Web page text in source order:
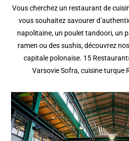
Vous cherchez un restaurant de
vous souhaitez savourer
napolitaine, un poulet tandoori, un
ramen ou des sushis, découvrez
capitale polonaise. 15
Varsovie Sofra, cuisine turque